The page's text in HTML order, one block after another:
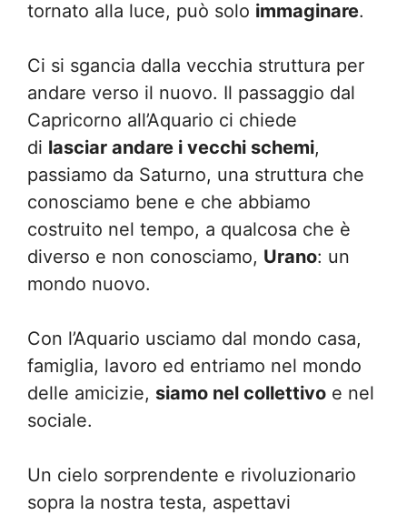
tornato alla luce, può solo immaginare.
Ci si sgancia dalla vecchia struttura per
andare verso il nuovo. Il passaggio dal
Capricorno all’Aquario ci chiede
di lasciar andare i vecchi schemi,
passiamo da Saturno, una struttura che
conosciamo bene e che abbiamo
costruito nel tempo, a qualcosa che è
diverso e non conosciamo, Urano: un
mondo nuovo.
Con l’Aquario usciamo dal mondo casa,
famiglia, lavoro ed entriamo nel mondo
delle amicizie, siamo nel collettivo e nel
sociale.
Un cielo sorprendente e rivoluzionario
sopra la nostra testa, aspettavi